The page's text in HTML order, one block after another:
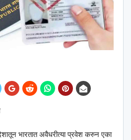
भारतात अवैधरीत्या प्रवेश करुन एका